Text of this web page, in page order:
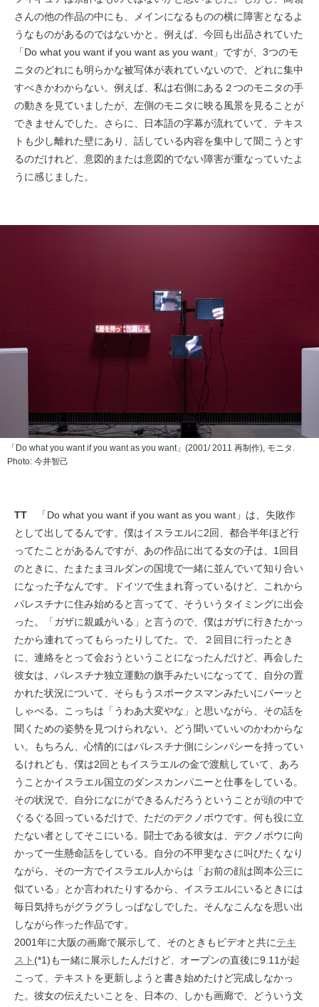
さんの他の作品の中にも、メインになるものの横に障害となるよ
うなものがあるのではないかと。例えば、今回も出品されていた
「Do what you want if you want as you want」ですが、3つのモ
ニタのどれにも明らかな被写体が表れていないので、どれに集中
すべきかわからない。例えば、私は右側にある２つのモニタの手
の動きを見ていましたが、左側のモニタに映る風景を見ることが
できませんでした。さらに、日本語の字幕が流れていて、テキス
トも少し離れた壁にあり、話している内容を集中して聞こうとす
るのだけれど、意図的または意図的でない障害が重なっていたよ
うに感じました。
「Do what you want if you want as you want」(2001/ 2011 再制作), モニタ.
Photo: 今井智己
TT 「Do what you want if you want as you want」は、失敗作
として出してるんです。僕はイスラエルに2回、都合半年ほど行
ってたことがあるんですが、あの作品に出てる女の子は、1回目
のときに、たまたまヨルダンの国境で一緒に並んでいて知り合い
になった子なんです。ドイツで生まれ育っているけど、これから
パレスチナに住み始めると言ってて、そういうタイミングに出会
った。「ガザに親戚がいる」と言うので、僕はガザに行きたかっ
たから連れてってもらったりしてた。で、２回目に行ったとき
に、連絡をとって会おうということになったんだけど、再会した
彼女は、パレスチナ独立運動の旗手みたいになってて、自分の置
かれた状況について、そらもうスポークスマンみたいにバーッと
しゃべる。こっちは「うわあ大変やな」と思いながら、その話を
聞くための姿勢を見つけられない。どう聞いていいのかわからな
い。もちろん、心情的にはパレスチナ側にシンパシーを持ってい
るけれども、僕は2回ともイスラエルの金で渡航していて、あろ
うことかイスラエル国立のダンスカンパニーと仕事をしている。
その状況で、自分になにができるんだろうということが頭の中で
ぐるぐる回っているだけで、ただのデクノボウです。何も役に立
たない者としてそこにいる。闘士である彼女は、デクノボウに向
かって一生懸命話をしている。自分の不甲斐なさに叫びたくなり
ながら、その一方でイスラエル人からは「お前の顔は岡本公三に
似ている」とか言われたりするから、イスラエルにいるときには
毎日気持ちがグラグラしっぱなしでした。そんなこんなを思い出
しながら作った作品です。
2001年に大阪の画廊で展示して、そのときもビデオと共にテキ
スト (*1)も一緒に展示したんだけど、オープンの直後に9.11が起
こって、テキストを更新しようと書き始めたけど完成しなかっ
た。彼女の伝えたいことを、日本の、しかも画廊で、どういう文